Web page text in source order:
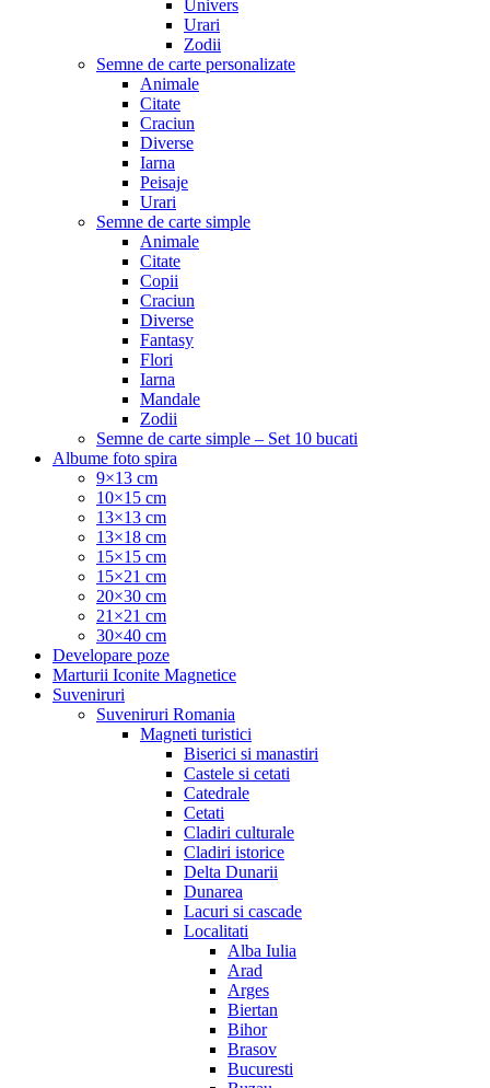
Univers
Urari
Zodii
Semne de carte personalizate
Animale
Citate
Craciun
Diverse
Iarna
Peisaje
Urari
Semne de carte simple
Animale
Citate
Copii
Craciun
Diverse
Fantasy
Flori
Iarna
Mandale
Zodii
Semne de carte simple – Set 10 bucati
Albume foto spira
9×13 cm
10×15 cm
13×13 cm
13×18 cm
15×15 cm
15×21 cm
20×30 cm
21×21 cm
30×40 cm
Developare poze
Marturii Iconite Magnetice
Suveniruri
Suveniruri Romania
Magneti turistici
Biserici si manastiri
Castele si cetati
Catedrale
Cetati
Cladiri culturale
Cladiri istorice
Delta Dunarii
Dunarea
Lacuri si cascade
Localitati
Alba Iulia
Arad
Arges
Biertan
Bihor
Brasov
Bucuresti